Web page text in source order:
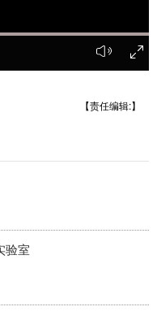
【责任编辑:】
验室